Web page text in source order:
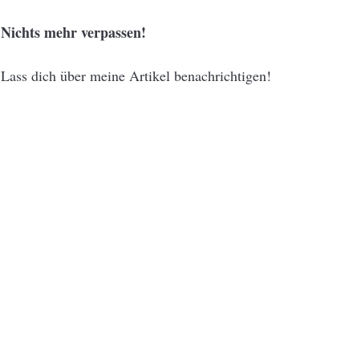
Nichts mehr verpassen!
Lass dich über meine Artikel benachrichtigen!